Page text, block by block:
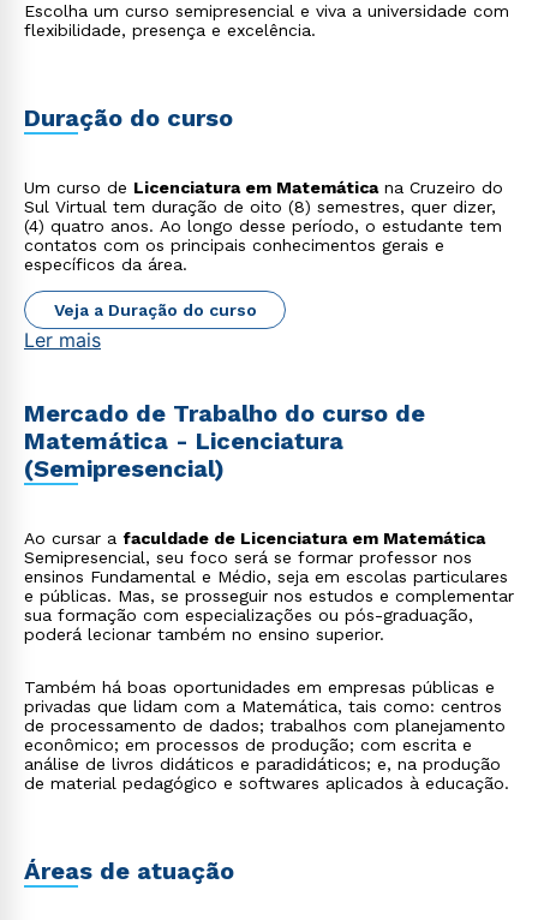
Escolha um curso semipresencial e viva a universidade com
flexibilidade, presença e excelência.
Duração do curso
Um curso de Licenciatura em Matemáticana Cruzeiro do
Sul Virtual tem duração de oito (8) semestres, quer dizer,
(4) quatro anos. Ao longo desse período, o estudante tem
contatos com os principais conhecimentos gerais e
específicos da área.
Veja a Duração do curso
Ler mais
Mercado de Trabalho do curso de
Matemática - Licenciatura
(Semipresencial)
Ao cursar a faculdade de Licenciatura em Matemática
Semipresencial, seu foco será se formar professor nos
ensinos Fundamental e Médio, seja em escolas particulares
e públicas. Mas, se prosseguir nos estudos e complementar
sua formação com especializações ou pós-graduação,
poderá lecionar também no ensino superior.
Também há boas oportunidades em empresas públicas e
privadas que lidam com a Matemática, tais como: centros
de processamento de dados; trabalhos com planejamento
econômico; em processos de produção; com escrita e
análise de livros didáticos e paradidáticos; e, na produção
de material pedagógico e softwares aplicados à educação.
Áreas de atuação